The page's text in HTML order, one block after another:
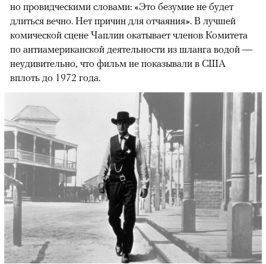
но провидческими словами: «Это безумие не будет
длиться вечно. Нет причин для отчаяния». В лучшей
комической сцене Чаплин окатывает членов Комитета
по антиамериканской деятельности из шланга водой —
неудивительно, что фильм не показывали в США
вплоть до 1972 года.